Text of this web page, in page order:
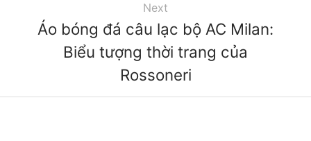
Next
Áo bóng đá câu lạc bộ AC Milan:
Biểu tượng thời trang của
Rossoneri